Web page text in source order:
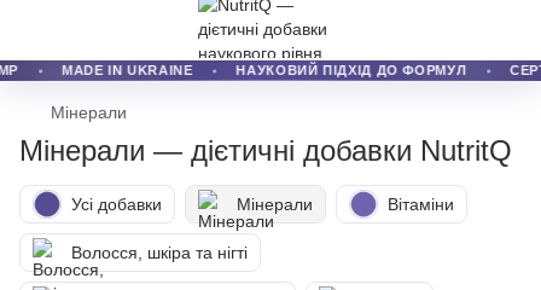
MADE IN UKRAINE НАУКОВИЙ ПІДХІД ДО ФОРМУЛ
Мінерали
Мінерали — дієтичні добавки NutritQ
Усі добавки Мінерали Вітаміни
Волосся, шкіра та нігті